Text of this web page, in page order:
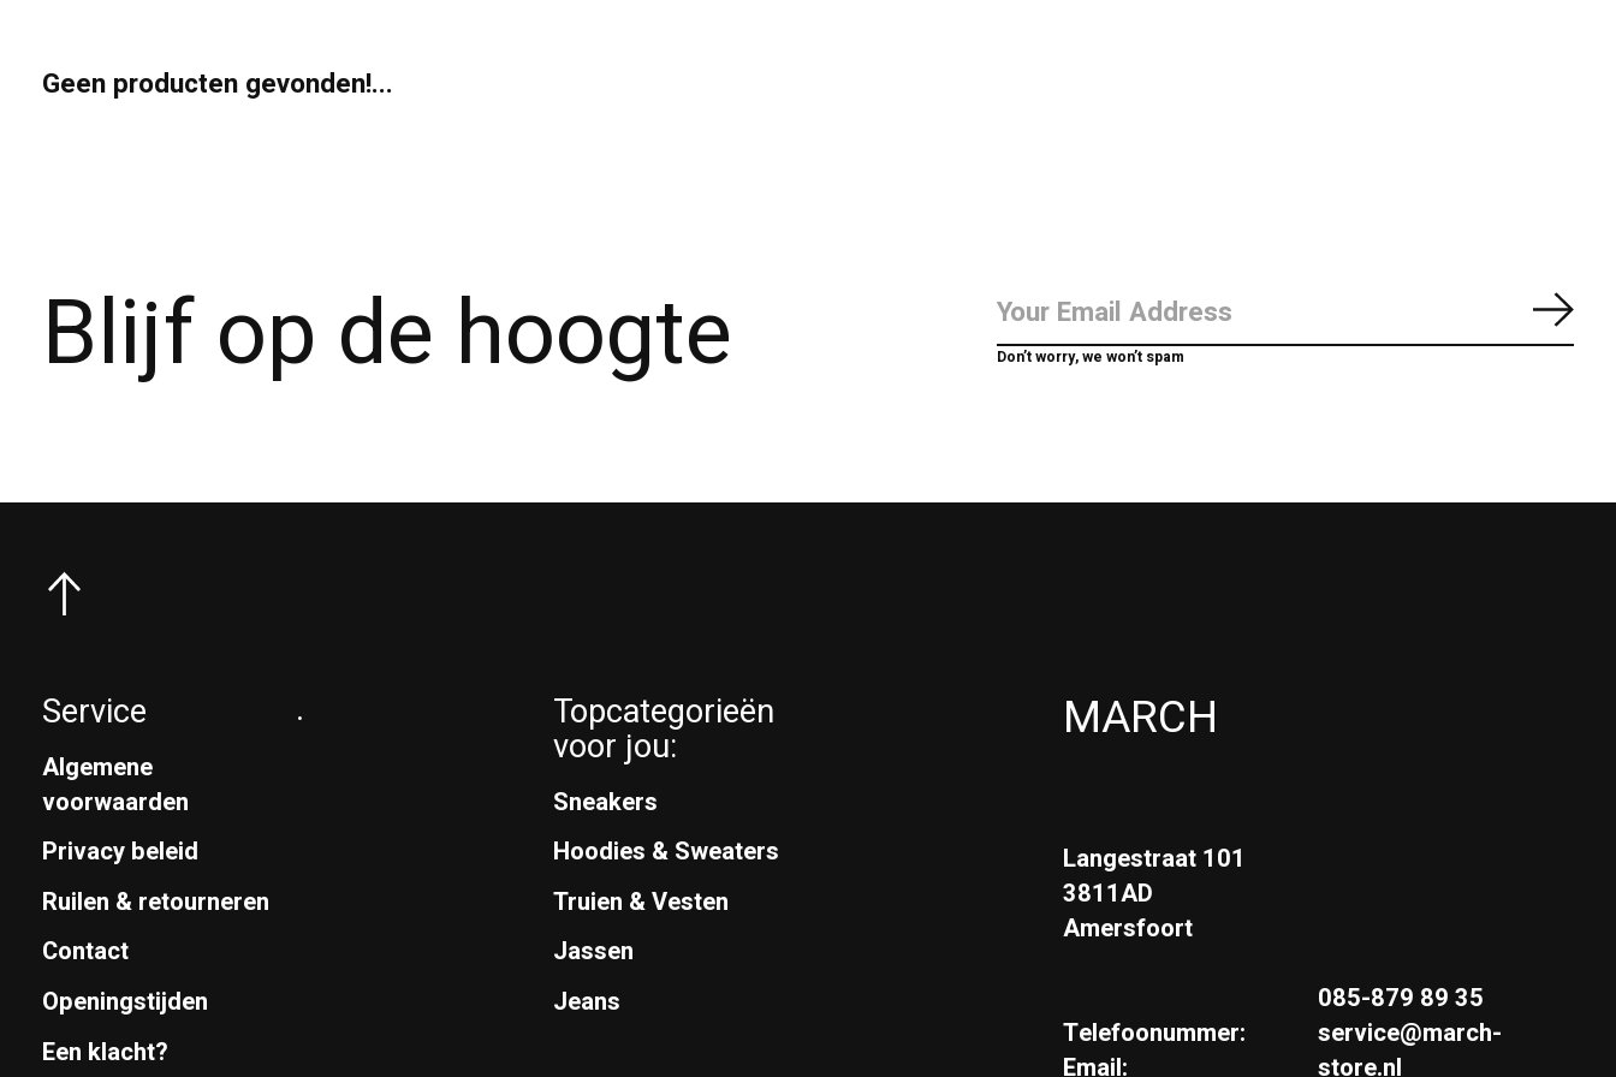
Geen producten gevonden!...
Blijf op de hoogte Don’t worry, we won’t spam
Service
Algemene
voorwaarden
Privacy beleid
Ruilen & retourneren
Contact
Openingstijden
Een klacht?
. Topcategorieën
voor jou:
Sneakers
Hoodies & Sweaters
Truien & Vesten
Jassen
Jeans
MARCH
Langestraat 101
3811AD
Amersfoort
Telefoonummer:
Email:
085-879 89 35
service@march-
store.nl